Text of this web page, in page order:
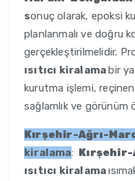
sonuç olarak, epoksi
planlanmalı ve doğru
gerçekleştirilmelidir.
ısıtıcı kiralamabir
kurutma işlemi,
sağlamlık ve görünüm
Kırşehir-Ağrı-
kiralama:
ısıtıcı kiralama